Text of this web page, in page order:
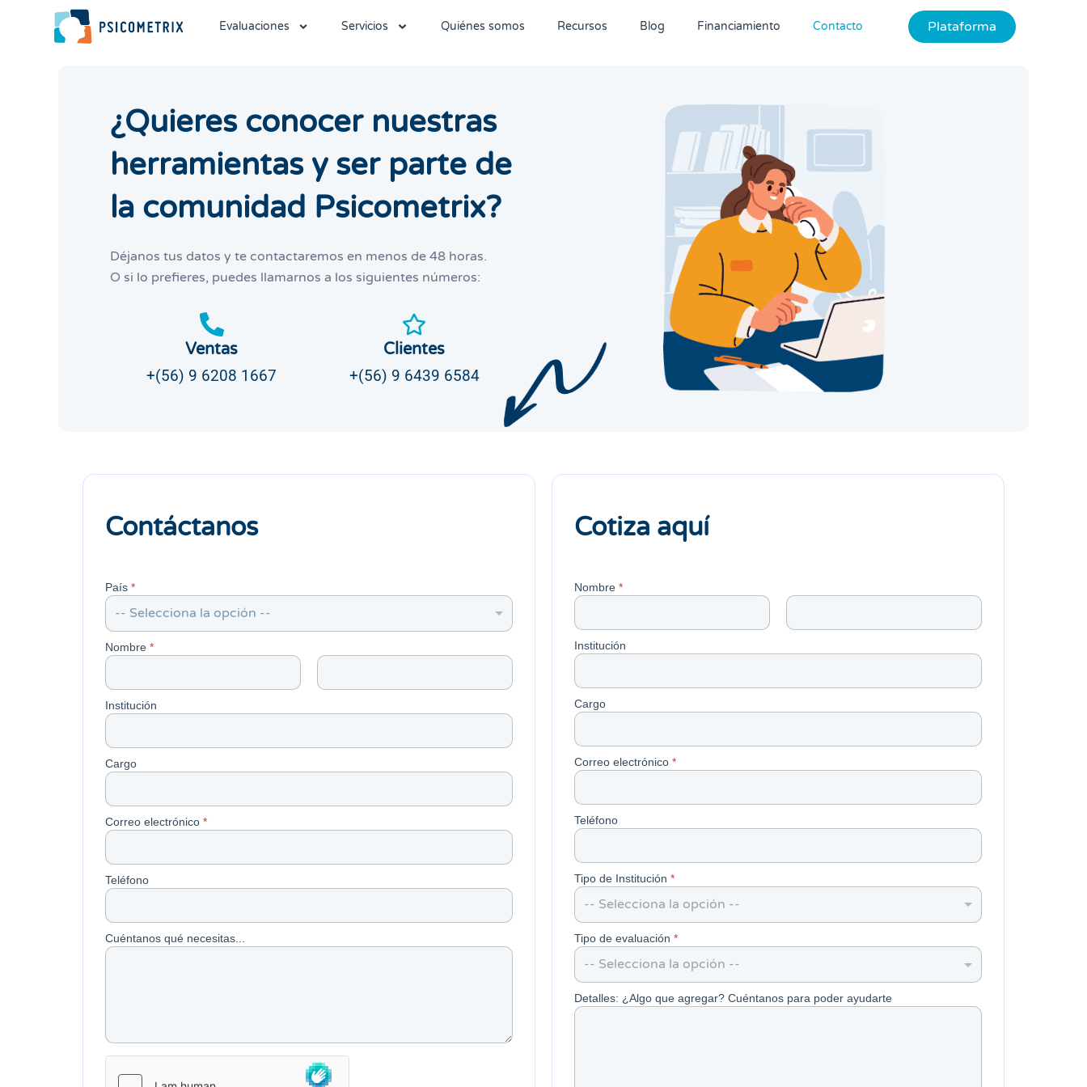
Evaluaciones Servicios Quiénes somos Recursos Blog Financiamiento Contacto Plataforma
¿Quieres conocer nuestras
herramientas y ser parte de
la comunidad Psicometrix?
Déjanos tus datos y te contactaremos en menos de 48 horas.
O si lo prefieres, puedes llamarnos a los siguientes números:
Ventas
+(56) 9 6208 1667
Clientes
+(56) 9 6439 6584
Contáctanos
País *
-- Selecciona la opción --
Nombre *
Institución
Cargo
Correo electrónico *
Teléfono
Cuéntanos qué necesitas...
Cotiza aquí
Nombre *
Institución
Cargo
Correo electrónico *
Teléfono
Tipo de Institución *
-- Selecciona la opción --
Tipo de evaluación *
C
u
Detalles: ¿Algo que agregar? Cuéntanos para poder ayudarte